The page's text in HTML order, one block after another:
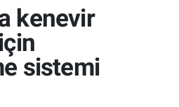
kenevir
sistemi
Vakitleri
Haritası
ve Fikstür